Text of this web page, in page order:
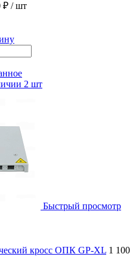
₽ / шт
2 шт
Быстрый просмотр
кросс ОПК GP-XL 1 100